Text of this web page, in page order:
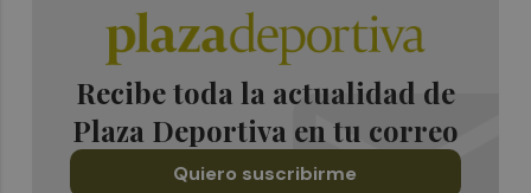
Recibe toda la actualidad de
Plaza Deportiva en tu correo
Quiero suscribirme